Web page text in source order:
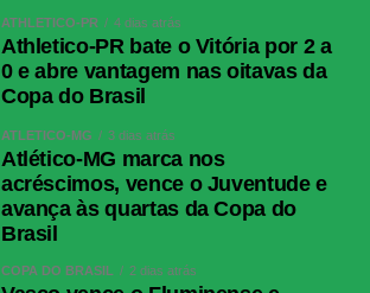
ATHLETICO-PR 4 dias atrás
Athletico-PR bate o Vitória por 2 a
0 e abre vantagem nas oitavas da
Copa do Brasil
ATLÉTICO-MG 3 dias atrás
Atlético-MG marca nos
acréscimos, vence o Juventude e
avança às quartas da Copa do
Brasil
COPA DO BRASIL 2 dias atrás